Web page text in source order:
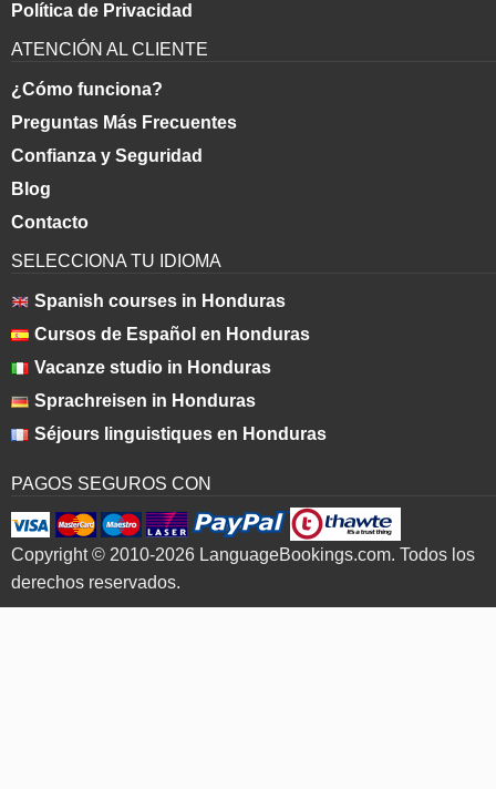
Política de Privacidad
ATENCIÓN AL CLIENTE
¿Cómo funciona?
Preguntas Más Frecuentes
Confianza y Seguridad
Blog
Contacto
SELECCIONA TU IDIOMA
Spanish courses in Honduras
Cursos de Español en Honduras
Vacanze studio in Honduras
Sprachreisen in Honduras
Séjours linguistiques en Honduras
PAGOS SEGUROS CON
Copyright © 2010-2026 LanguageBookings.com. Todos los
derechos reservados.